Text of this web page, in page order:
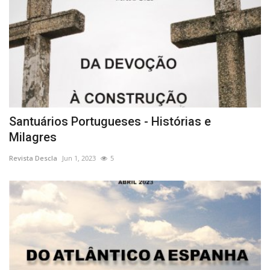
Santuários Portugueses - Histórias e
Milagres
Revista Descla Jun 1, 2023 5